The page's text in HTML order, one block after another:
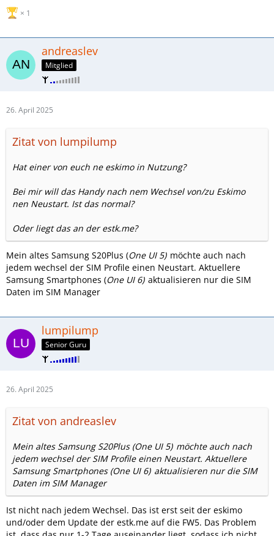
1
andreaslev
Mitglied
26. April 2025
Zitat von lumpilump
Hat einer von euch ne eskimo in Nutzung?
Bei mir will das Handy nach nem Wechsel von/zu Eskimo
nen Neustart. Ist das normal?
Oder liegt das an der estk.me?
Mein altes Samsung S20Plus (One UI 5) möchte auch nach
jedem wechsel der SIM Profile einen Neustart. Aktuellere
Samsung Smartphones (One UI 6) aktualisieren nur die SIM
Daten im SIM Manager
lumpilump
Senior Guru
26. April 2025
Zitat von andreaslev
Mein altes Samsung S20Plus (One UI 5) möchte auch nach
jedem wechsel der SIM Profile einen Neustart. Aktuellere
Samsung Smartphones (One UI 6) aktualisieren nur die SIM
Daten im SIM Manager
Ist nicht nach jedem Wechsel. Das ist erst seit der eskimo
und/oder dem Update der estk.me auf die FW5. Das Problem